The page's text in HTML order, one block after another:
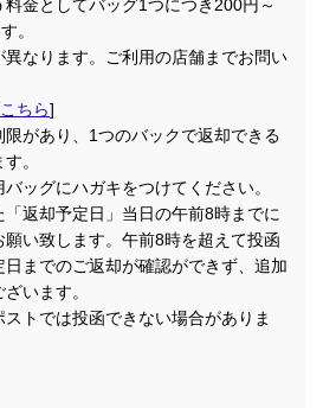
金としてバッグ1つにつき200円～
。
なります。ご利用の店舗までお問い
こちら]
があり、1つのバックで返却できる
。
ッグにハガキをつけてください。
返却予定日」当日の午前8時までに
い致します。午前8時を超えて投函
までのご返却が確認ができず、追加
います。
トでは投函できない場合がありま